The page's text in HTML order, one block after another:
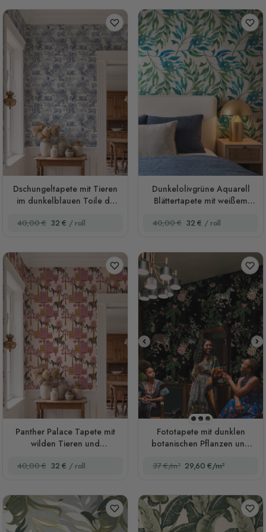
Dschungeltapete mit Tieren
im dunkelblauen Toile de
40,00 € 32 € / roll
Dunkelolivgrüne Aquarell
Blättertapete mit weißem
40,00 € 32 € / roll
Panther Palace Tapete mit
wilden Tieren und
40,00 € 32 € / roll
Stil 1
Stil 2
Stil 3
Fototapete mit dunklen
botanischen Pflanzen und
37 €/m² 29,60 €/m²